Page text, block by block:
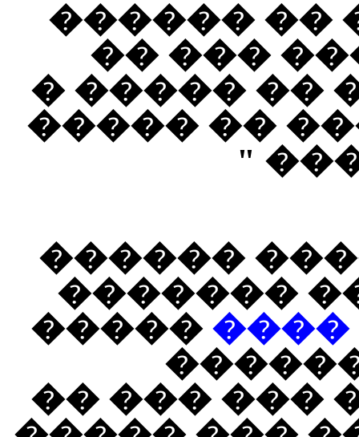
���� ���
����� :
������
�� ��
���
�������
������
���
�����
�����